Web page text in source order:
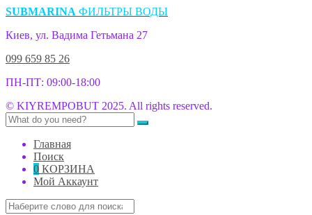
SUBMARINA ФИЛЬТРЫ ВОДЫ
Киев, ул. Вадима Гетьмана 27
099 659 85 26
ПН-ПТ: 09:00-18:00
© KIYREMPOBUT 2025. All rights reserved.
Главная
Поиск
0 КОРЗИНА
Мой Аккаунт